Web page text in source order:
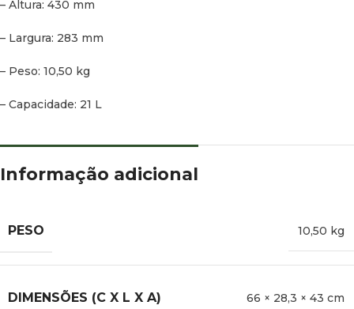
– Altura: 430 mm
– Largura: 283 mm
– Peso: 10,50 kg
– Capacidade: 21 L
Informação adicional
PESO 10,50 kg
DIMENSÕES (C X L X A) 66 × 28,3 × 43 cm